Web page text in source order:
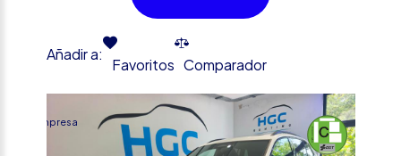
Añadir a:
Favoritos Comparador
Empresa